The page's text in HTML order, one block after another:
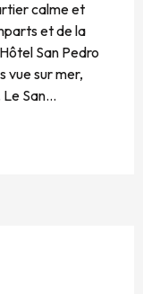
calme et
et de la
San Pedro
vue sur mer,
San...